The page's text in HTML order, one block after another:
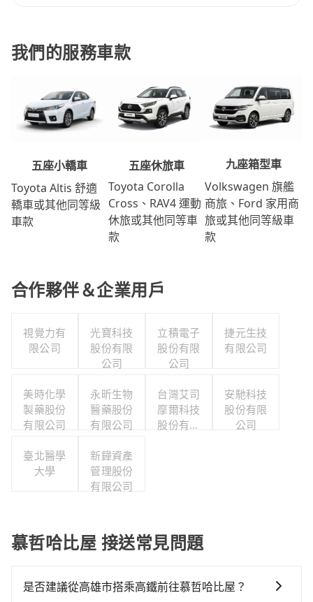
我們的服務車款
五座小轎車
Toyota Altis 舒適
轎車或其他同等級
車款
五座休旅車
Toyota Corolla
Cross、RAV4 運動
休旅或其他同等車
款
九座箱型車
Volkswagen 旗艦
商旅、Ford 家用商
旅或其他同等級車
款
合作夥伴＆企業用戶
視覺力有
限公司
光寶科技
股份有限
公司
立積電子
股份有限
公司
捷元生技
有限公司
美時化學
製藥股份
有限公司
永昕生物
醫藥股份
有限公司
台灣艾司
摩爾科技
股份有限
安馳科技
股份有限
公司
臺北醫學
大學
新鏵資產
管理股份
有限公司
慕哲哈比屋 接送常見問題
是否建議從高雄市搭乘高鐵前往慕哲哈比屋？